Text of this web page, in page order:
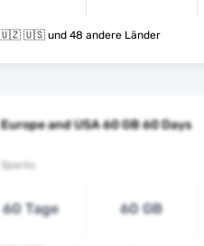
🇺🇸 🇺🇿 🇺🇸 und 48 andere Länder
Europe and USA 60 GB 60 Days
Sparks
60 Tage 60 GB